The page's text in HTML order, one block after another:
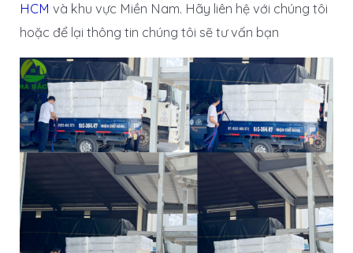
HCM và khu vực Miền Nam. Hãy liên hệ với chúng tôi
hoặc để lại thông tin chúng tôi sẽ tư vấn bạn